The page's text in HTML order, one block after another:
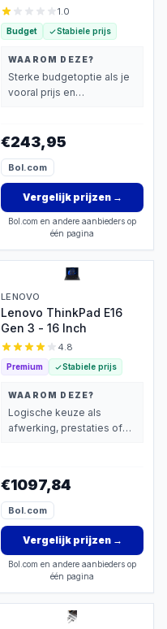
Dock
1.0
Budget Stabiele prijs
WAAROM DEZE?
Sterke budgetoptie als je
vooral prijs en
€243,95
Bol.com
Vergelijk prijzen→
Bol.com en andere aanbieders op
één pagina
LENOVO
Lenovo ThinkPad E16
Gen 3 - 16 Inch
4.8
Premium Stabiele prijs
WAAROM DEZE?
Logische keuze als
afwerking, prestaties of
€1097,84
Bol.com
Vergelijk prijzen→
Bol.com en andere aanbieders op
één pagina